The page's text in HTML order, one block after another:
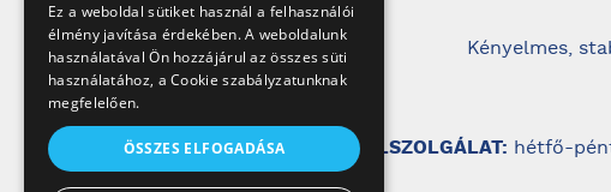
Kényelmes,
ÜGYFÉLSZOLGÁLAT: hétfő-
Ez a weboldal sütiket használ a felhasználói
élmény javítása érdekében. A weboldalunk
használatával Ön hozzájárul az összes süti
használatához, a Cookie szabályzatunknak
megfelelően.
ÖSSZES ELFOGADÁSA